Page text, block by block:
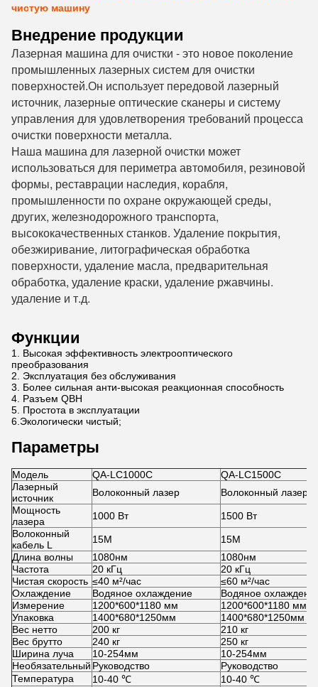
чистую машину
Внедрение продукции
Лазерная машина для очистки - это новое поколение
промышленных лазерных систем для очистки
поверхностей.Он использует передовой лазерный
источник, лазерные оптические сканеры и систему
управления для удовлетворения требований процесса
очистки поверхности металла.
Наша машина для лазерной очистки может
использоваться для периметра автомобиля, резиновой
формы, реставрации наследия, корабля,
промышленности по охране окружающей среды,
других, железнодорожного транспорта,
высококачественных станков. Удаление покрытия,
обезжиривание, литографическая обработка
поверхности, удаление масла, предварительная
обработка, удаление краски, удаление ржавчины.
удаление и т.д.
Функции
1. Высокая эффективность электрооптического
преобразования
2. Эксплуатация без обслуживания
3. Более сильная анти-высокая реакционная способность
4. Разъем QBH
5. Простота в эксплуатации
6.Экологически чистый;
Параметры
Модель QA-LC1000C
QA-LC1500C
Лазерный
источник
Волоконный лазер
Волоконный лазер
Мощность
лазера
1000 Вт
1500 Вт
Волоконный
кабель L
15М
15М
Длина волны
1080нм
1080нм
Частота
20 кГц
20 кГц
Чистая скорость ≤40 м²/час
≤60 м²/час
Охлаждение
Водяное охлаждение
Водяное
Измерение
1200*600*1180 мм
1200*600*1180 мм
Упаковка
1400*680*1250мм
1400*680*1250мм
Вес нетто
200 кг
210 кг
Вес брутто
240 кг
250 кг
Ширина луча
10-254мм
10-254мм
Необязательный Руководство
Руководство
Температура
10-40 ℃
10-40 ℃